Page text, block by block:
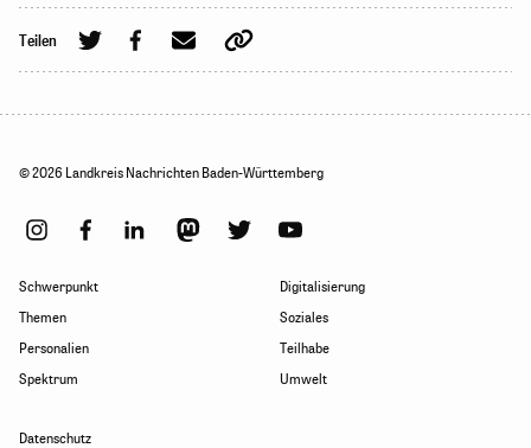
Teilen
Schwerpunkt
Themen
Personalien
Spektrum
Digitalisierung
Soziales
Teilhabe
Umwelt
Datenschutz
© 2026 Landkreis Nachrichten Baden-Württemberg